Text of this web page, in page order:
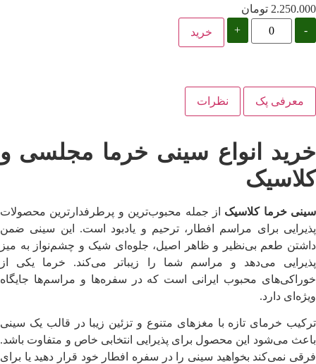
2.250.000 تومان
-
+ خرید
معرفی پک نظرات
خرید انواع سینی خرما مجلسی و
کلاسیک
سینی خرما کلاسیک
از جمله محبوب‌ترین و پرطرفدارترین محصولات
پذیرایی برای مراسم افطار، ترحیم و یادبود است. این سینی ضمن
داشتن طعم بی‌نظیر و ظاهر اصیل، جلوه‌ای شیک و چشم‌نواز به میز
پذیرایی می‌دهد و مراسم شما را زیباتر می‌کند. خرما یکی از
خوراکی‌های محبوب ایرانی است که در سفره‌ها و مراسم‌ها جایگاه
ویژه‌ای دارد.
ترکیب خرمای تازه با مغزهای متنوع و تزئین زیبا در قالب یک سینی
باعث می‌شود این محصول برای پذیرایی انتخابی خاص و متفاوت باشد.
فرقی نمی‌کند بخواهید سینی را در سفره افطار خود قرار دهید یا برای